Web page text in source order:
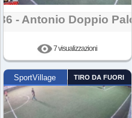
- Antonio Doppio Palo
7 visualizzazioni
SportVillage TIRO DA FUORI